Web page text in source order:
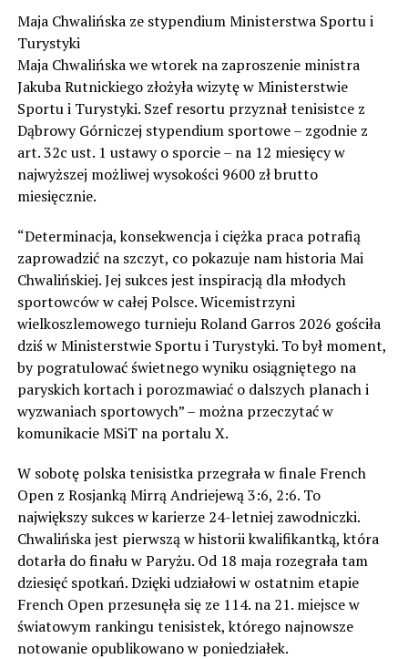
Maja Chwalińska ze stypendium Ministerstwa Sportu i
Turystyki
Maja Chwalińska we wtorek na zaproszenie ministra
Jakuba Rutnickiego złożyła wizytę w Ministerstwie
Sportu i Turystyki. Szef resortu przyznał tenisistce z
Dąbrowy Górniczej stypendium sportowe – zgodnie z
art. 32c ust. 1 ustawy o sporcie – na 12 miesięcy w
najwyższej możliwej wysokości 9600 zł brutto
miesięcznie.
“Determinacja, konsekwencja i ciężka praca potrafią
zaprowadzić na szczyt, co pokazuje nam historia Mai
Chwalińskiej. Jej sukces jest inspiracją dla młodych
sportowców w całej Polsce. Wicemistrzyni
wielkoszlemowego turnieju Roland Garros 2026 gościła
dziś w Ministerstwie Sportu i Turystyki. To był moment,
by pogratulować świetnego wyniku osiągniętego na
paryskich kortach i porozmawiać o dalszych planach i
wyzwaniach sportowych” – można przeczytać w
komunikacie MSiT na portalu X.
W sobotę polska tenisistka przegrała w finale French
Open z Rosjanką Mirrą Andriejewą 3:6, 2:6. To
największy sukces w karierze 24-letniej zawodniczki.
Chwalińska jest pierwszą w historii kwalifikantką, która
dotarła do finału w Paryżu. Od 18 maja rozegrała tam
dziesięć spotkań. Dzięki udziałowi w ostatnim etapie
French Open przesunęła się ze 114. na 21. miejsce w
światowym rankingu tenisistek, którego najnowsze
notowanie opublikowano w poniedziałek.